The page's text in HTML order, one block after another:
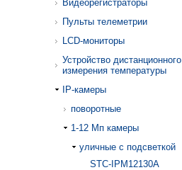
Видеорегистраторы
Пульты телеметрии
LCD-мониторы
Устройство дистанционного
измерения температуры
IP-камеры
поворотные
1-12 Mп камеры
уличные с подсветкой
STC-IPM12130A